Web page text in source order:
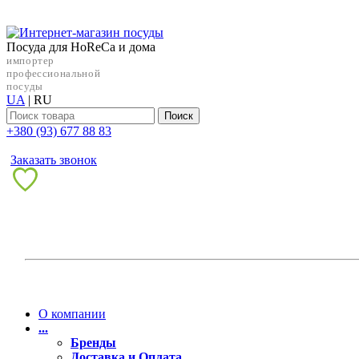
Посуда для HoReCa и дома
импортер
профессиональной
посуды
UA | RU
Поиск
+38‎0 (93) 677 88 83
Заказать звонок
О компании
...
Бренды